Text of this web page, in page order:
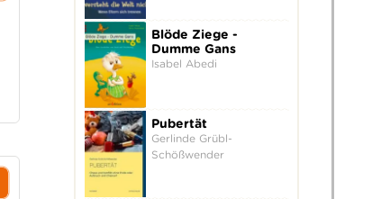
Blöde Ziege -
Dumme Gans
Isabel Abedi
Pubertät
Gerlinde Grübl-
Schößwender